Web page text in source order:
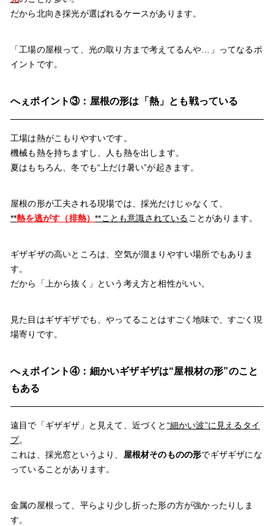
だから北向き採光が選ばれるケースがあります。
「工場の屋根って、光の取り方まで考えてるんや…」ってなるポ
イントです。
へぇポイント③：屋根の形は「熱」とも戦っている
工場は熱がこもりやすいです。
機械も熱を持ちますし、人も熱を出します。
夏はもちろん、冬でも“上だけ暑い”が起きます。
屋根の形が工夫される現場では、採光だけじゃなくて、
**熱を逃がす（排熱）**ことも意識されていることがあります。
ギザギザの高いところは、空気が溜まりやすい場所でもありま
す。
だから「上から抜く」という考え方と相性がいい。
見た目はギザギザでも、やってることはすごく地味で、すごく現
場寄りです。
へぇポイント④：細かいギザギザは“屋根材の形”のこと
もある
遠目で「ギザギザ」と見えて、近づくと “細かい波”に見えるタイ
プ。
これは、採光窓というより、 屋根材そのものの形でギザギザにな
っていることがあります。
金属の屋根って、平らより少し折った形の方が強かったりしま
す。